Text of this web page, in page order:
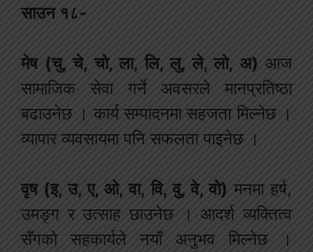
साउन १८-
मेष (चु, चे, चो, ला, लि, लु, ले, लो, अ) आज
सामाजिक सेवा गर्ने अवसरले मानप्रतिष्ठा
बढाउनेछ । कार्य सम्पादनमा सहजता मिल्नेछ ।
व्यापार व्यवसायमा पनि सफलता पाइनेछ ।
वृष (इ, उ, ए, ओ, वा, वि, वु, वे, वो) मनमा हर्ष,
उमङ्ग र उत्साह छाउनेछ । आदर्श व्यक्तित्व
सँगको सहकार्यले नयाँ अनुभव मिल्नेछ ।